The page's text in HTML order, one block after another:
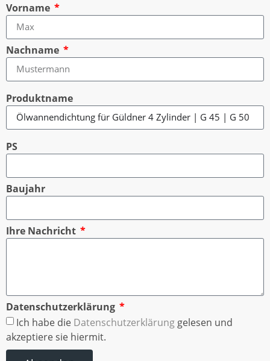
Vorname
Nachname
Produktname
PS
Baujahr
Ihre Nachricht
Datenschutzerklärung
Ich habe die Datenschutzerklärung gelesen und
akzeptiere sie hiermit.